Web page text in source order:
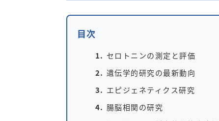
目次
セロトニンの測定と評価
遺伝学的研究の最新動向
エピジェネティクス研究
腸脳相関の研究